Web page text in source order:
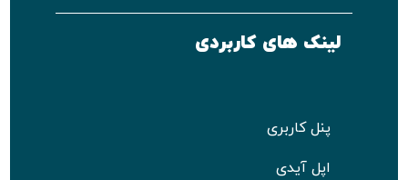
لینک های کاربردی
پنل کاربری
اپل آیدی